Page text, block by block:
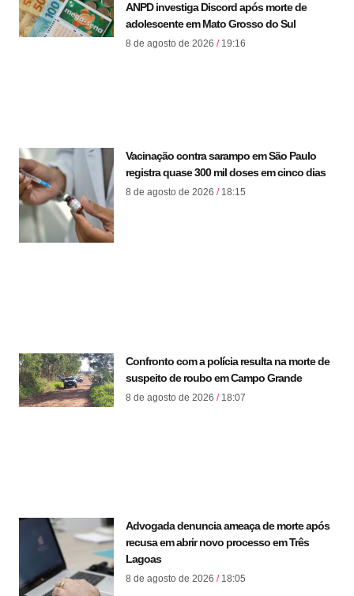
ANPD investiga Discord após morte de
adolescente em Mato Grosso do Sul
8 de agosto de 2026 19:16
Vacinação contra sarampo em São Paulo
registra quase 300 mil doses em cinco dias
8 de agosto de 2026 18:15
Confronto com a polícia resulta na morte de
suspeito de roubo em Campo Grande
8 de agosto de 2026 18:07
Advogada denuncia ameaça de morte após
recusa em abrir novo processo em Três
Lagoas
8 de agosto de 2026 18:05